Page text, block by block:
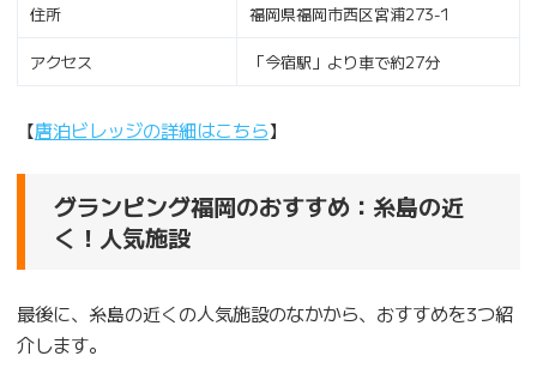
住所 福岡県福岡市西区宮浦273-1
アクセス 「今宿駅」より車で約27分
【唐泊ビレッジの詳細はこちら】
グランピング福岡のおすすめ：糸島の近
く！人気施設
最後に、糸島の近くの人気施設のなかから、おすすめを3つ紹
介します。